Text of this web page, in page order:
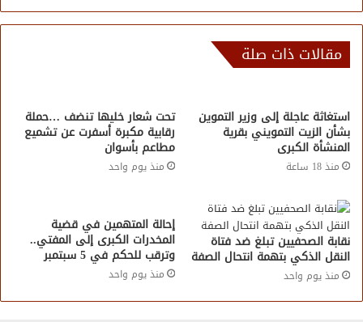
مقالات ذات صلة
استغاثة عاجلة إلى وزير التموين
بشأن الزيت التمويني بقرية
المنشأة الكبرى
منذ 18 ساعة
تحت شعار خليها تنضف …حملة
رقابية مكبرة أسفرت عن تشميع
مطاعم بأسوان
منذ يوم واحد
نقابة الصحفيين تبلغ ضد فتاة
النقل الذكي بتهمة انتحال الصفة
منذ يوم واحد
إحالة المتهمين في قضية
المخدرات الكبرى إلى المفتي..
وترقب للحكم في 5 سبتمبر
منذ يوم واحد